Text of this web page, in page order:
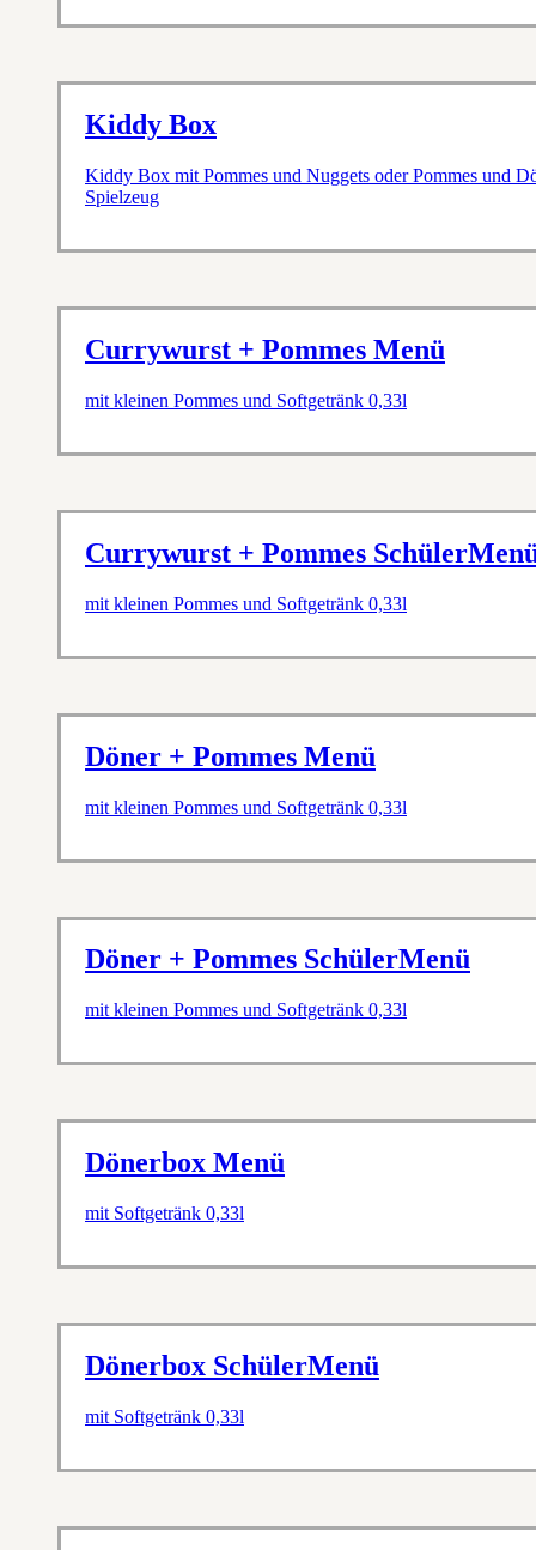
Kiddy Box
Kiddy Box mit Pommes und Nuggets oder Pommes und
Spielzeug
Currywurst + Pommes Menü
mit kleinen Pommes und Softgetränk 0,33l
Currywurst + Pommes
mit kleinen Pommes und Softgetränk 0,33l
Döner + Pommes Menü
mit kleinen Pommes und Softgetränk 0,33l
Döner + Pommes SchülerMenü
mit kleinen Pommes und Softgetränk 0,33l
Dönerbox Menü
mit Softgetränk 0,33l
Dönerbox SchülerMenü
mit Softgetränk 0,33l